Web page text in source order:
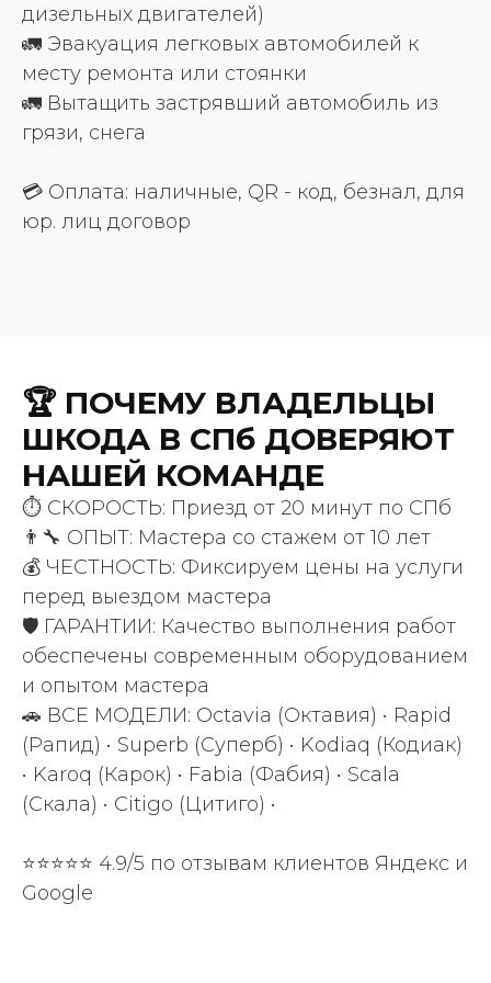
дизельных двигателей)
🚛 Эвакуация легковых автомобилей к
месту ремонта или стоянки
🚛 Вытащить застрявший автомобиль из
грязи, снега
💳 Оплата: наличные, QR - код, безнал, для
юр. лиц договор
🏆 ПОЧЕМУ ВЛАДЕЛЬЦЫ
ШКОДА В СПб ДОВЕРЯЮТ
НАШЕЙ КОМАНДЕ
⏱️ СКОРОСТЬ: Приезд от 20 минут по СПб
👨‍🔧 ОПЫТ: Мастера со стажем от 10 лет
💰 ЧЕСТНОСТЬ: Фиксируем цены на услуги
перед выездом мастера
🛡️ ГАРАНТИИ: Качество выполнения работ
обеспечены современным оборудованием
и опытом мастера
🚗 ВСЕ МОДЕЛИ: Octavia (Октавия) • Rapid
(Рапид) • Superb (Суперб) • Kodiaq (Кодиак)
• Karoq (Карок) • Fabia (Фабия) • Scala
(Скала) • Citigo (Цитиго) •
⭐⭐⭐⭐⭐ 4.9/5 по отзывам клиентов Яндекс и
Google
положительных отзывов
клиентов
200 +
ВАШИ ПРИЯТНЫЕ СЛОВА